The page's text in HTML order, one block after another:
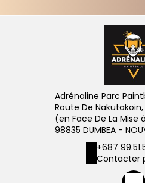
Adrénaline Parc
Route De Nakutakoin,
(en Face De La Mise
98835 DUMBEA -
+687
Contacter